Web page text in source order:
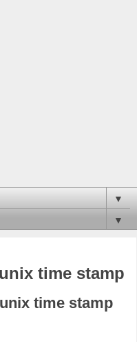
▼
▼
time stamp
time stamp